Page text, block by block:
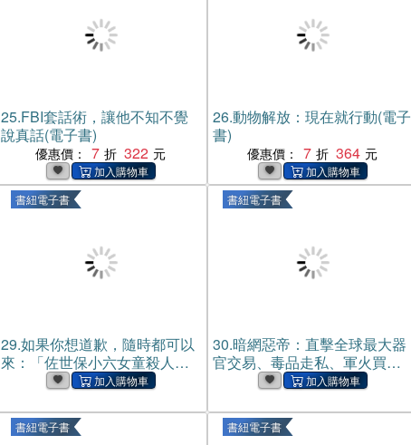
25.FBI套話術，讓他不知不覺
說真話(電子書)
優惠價： 7 322
26.動物解放：現在就行動(電子
書)
優惠價： 7 364
書紐電子書
29.如果你想道歉，隨時都可以
來：「佐世保小六女童殺人事
件」背後，那些大人無法回答
書紐電子書
30.暗網惡帝：直擊全球最大器
官交易、毒品走私、軍火買賣
帝國絲路偵查全紀錄(電子書)
書紐電子書 書紐電子書